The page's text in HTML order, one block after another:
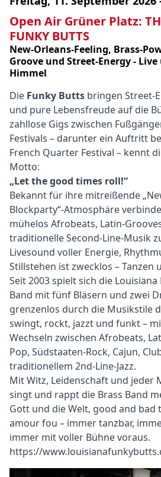
Open Air Grüner Platz:
FUNKY BUTTS
New-Orleans-Feeling, Brass-
Groove und Street-Energy -
Himmel
Inhalt
Text
Die Funky Butts bringen Street-
und pure Lebensfreude auf die
zahllose Gigs zwischen
Festivals – darunter ein Auftritt
French Quarter Festival – kennt
Motto:
„Let the good times roll!“
Bekannt für ihre mitreißende
Blockparty“-Atmosphäre
mühelos Afrobeats, Latin-
traditionelle Second-Line-Musik
Livesound voller Energie,
Stillstehen ist zwecklos – Tanzen
Seit 2003 spielt sich die
Band mit fünf Bläsern und zwei
grenzenlos durch die Musikstile
swingt, rockt, jazzt und funkt –
Wechseln zwischen Afrobeats,
Pop, Südstaaten-Rock, Cajun,
traditionellem 2nd-Line-Jazz.
Mit Witz, Leidenschaft und jeder
singt und rappt die Brass Band
Gott und die Welt, good and bad
amour fou – immer tanzbar,
immer mit voller Bühne voraus.
https://